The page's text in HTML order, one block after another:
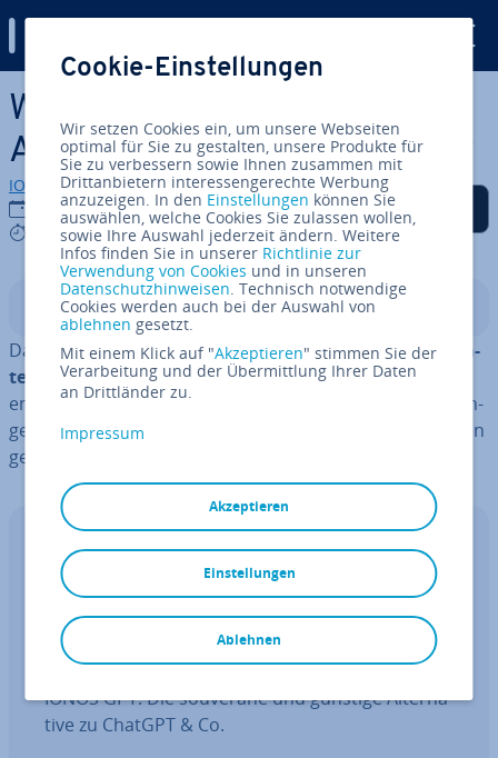
Zum Haupt­in­halt springen
Was ist RAID (Redundant
Array of In­de­pen­dent Disks)?
IONOS Redaktion
28.01.2021
9 mins
Auf Facebook teilen
Auf Twitter teilen
Auf LinkedIn teilen
Als be­vor­zug­te Quelle
auf Google hin­zu­fü­gen
In­halts­ver­zeich­nis
Das RAID-Konzept erhöht dieAus­fall­si­cher­heit von Da­
ten­spei­chern. Es wurde für klas­si­sche HDD-Fest­plat­ten
ent­wi­ckelt und wird auch heute noch in Ser­ver­um­ge­bun­
gen verwendet. Wie sieht der Aufbau von RAID-Systemen
genau aus und welche Un­ter­schie­de gibt es hierbei?
IONOS GPT
Ihr sou­ve­rä­ner KI Assistent für mehr
Pro­duk­ti­vi­tät.
Fragen, gestalten, re­cher­chie­ren – sicher mit
IONOS GPT. Die souveräne und günstige Al­ter­na­
ti­ve zu ChatGPT & Co.
Cookie-Einstellungen
Wir setzen Cookies ein, um unsere Webseiten
optimal für Sie zu gestalten, unsere Produkte für
Sie zu verbessern sowie Ihnen zusammen mit
Drittanbietern interessengerechte Werbung
anzuzeigen. In den Einstellungen können Sie
auswählen, welche Cookies Sie zulassen wollen,
sowie Ihre Auswahl jederzeit ändern. Weitere
Infos finden Sie in unserer Richtlinie zur
Verwendung von Cookies und in unseren
Datenschutzhinweisen. Technisch notwendige
Cookies werden auch bei der Auswahl von
ablehnen gesetzt.
Mit einem Klick auf "Akzeptieren" stimmen Sie der
Verarbeitung und der Übermittlung Ihrer Daten
an Drittländer zu.
Impressum
Akzeptieren
Ablehnen
Einstellungen